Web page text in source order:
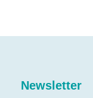
Newsletter